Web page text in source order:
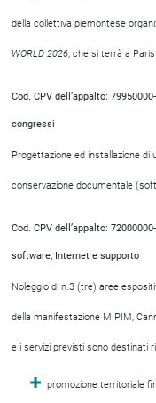
della collettiva piemontese
WORLD 2026, che si terrà a
Cod. CPV dell’appalto:
congressi
Progettazione ed installazione
conservazione documentale
Cod. CPV dell’appalto:
software, Internet e supporto
Noleggio di n.3 (tre) aree
della manifestazione MIPIM,
e i servizi previsti sono destinati
promozione territoriale